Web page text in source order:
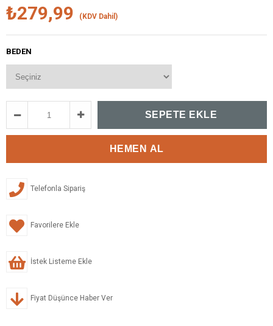
₺279,99 (KDV Dahil)
BEDEN
Telefonla Sipariş
Favorilere Ekle
İstek Listeme Ekle
Fiyat Düşünce Haber Ver